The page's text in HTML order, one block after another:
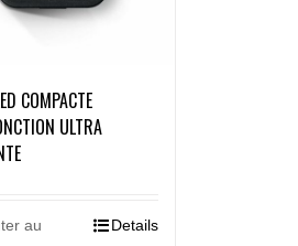
COMPACTE
ULTRA
au
Details